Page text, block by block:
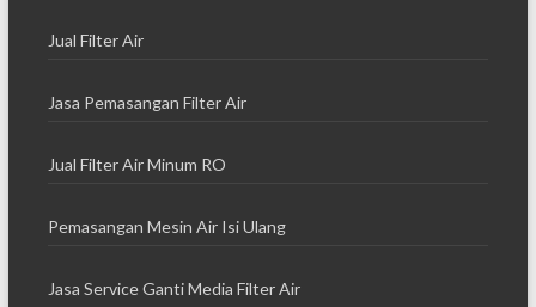
Jual Filter Air
Jasa Pemasangan Filter Air
Jual Filter Air Minum RO
Pemasangan Mesin Air Isi Ulang
Jasa Service Ganti Media Filter Air